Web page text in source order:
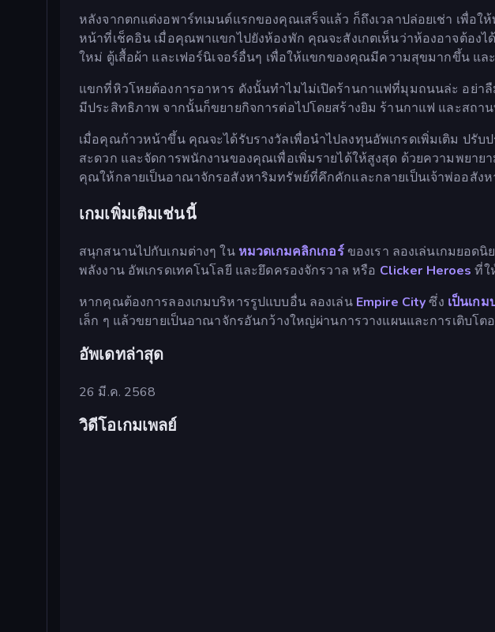
หลังจากตกแต่งอพาร์ทเมนต์แรกของคุณเสร็จแล้ว ก็ถึงเวลาปล่อยเช่า เพื่อ
หน้าที่เช็คอิน เมื่อคุณพาแขกไปยังห้องพัก คุณจะสังเกตเห็นว่าห้องอาจต้องไ
ใหม่ ตู้เสื้อผ้า และเฟอร์นิเจอร์อื่นๆ เพื่อให้แขกของคุณมีความสุขมากขึ้น แล
แขกที่หิวโหยต้องการอาหาร ดังนั้นทำไมไม่เปิดร้านกาแฟที่มุมถนนล่ะ อย่าลื
มีประสิทธิภาพ จากนั้นก็ขยายกิจการต่อไปโดยสร้างยิม ร้านกาแฟ และสถา
เมื่อคุณก้าวหน้าขึ้น คุณจะได้รับรางวัลเพื่อนำไปลงทุนอัพเกรดเพิ่มเติม ปรั
สะดวก และจัดการพนักงานของคุณเพื่อเพิ่มรายได้ให้สูงสุด ด้วยความพยา
คุณให้กลายเป็นอาณาจักรอสังหาริมทรัพย์ที่คึกคักและกลายเป็นเจ้าพ่ออสัง
เกมเพิ่มเติมเช่นนี้
สนุกสนานไปกับเกมต่างๆ ใน หมวดเกมคลิกเกอร์ของเรา ลองเล่นเกมยอดนิ
พลังงาน อัพเกรดเทคโนโลยี และยึดครองจักรวาล หรือ Clicker Heroes ที่ใ
หากคุณต้องการลองเกมบริหารรูปแบบอื่น ลองเล่น Empire Cityซึ่ง เป็นเก
เล็ก ๆ แล้วขยายเป็นอาณาจักรอันกว้างใหญ่ผ่านการวางแผนและการเติบโ
อัพเดทล่าสุด
26 มี.ค. 2568
วิดีโอเกมเพลย์